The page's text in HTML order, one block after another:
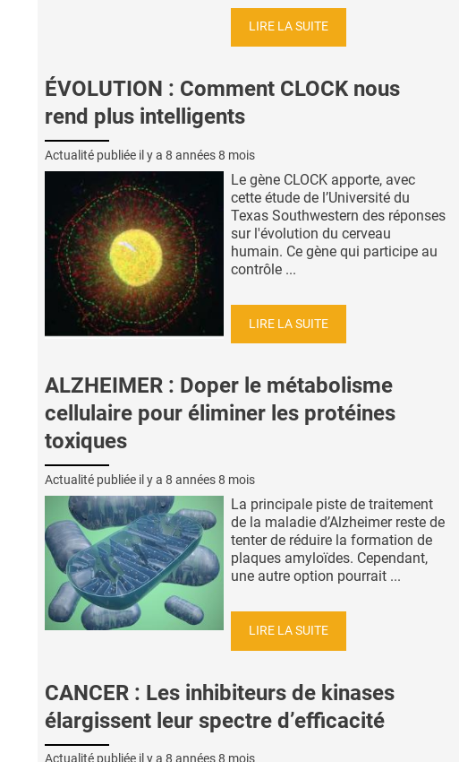
LIRE LA SUITE
ÉVOLUTION : Comment CLOCK nous
rend plus intelligents
Actualité publiée il y a 8 années 8 mois
Le gène CLOCK apporte, avec
cette étude de l’Université du
Texas Southwestern des réponses
sur l'évolution du cerveau
humain. Ce gène qui participe au
contrôle ...
LIRE LA SUITE
ALZHEIMER : Doper le métabolisme
cellulaire pour éliminer les protéines
toxiques
Actualité publiée il y a 8 années 8 mois
La principale piste de traitement
de la maladie d’Alzheimer reste de
tenter de réduire la formation de
plaques amyloïdes. Cependant,
une autre option pourrait ...
LIRE LA SUITE
CANCER : Les inhibiteurs de kinases
élargissent leur spectre d’efficacité
Actualité publiée il y a 8 années 8 mois